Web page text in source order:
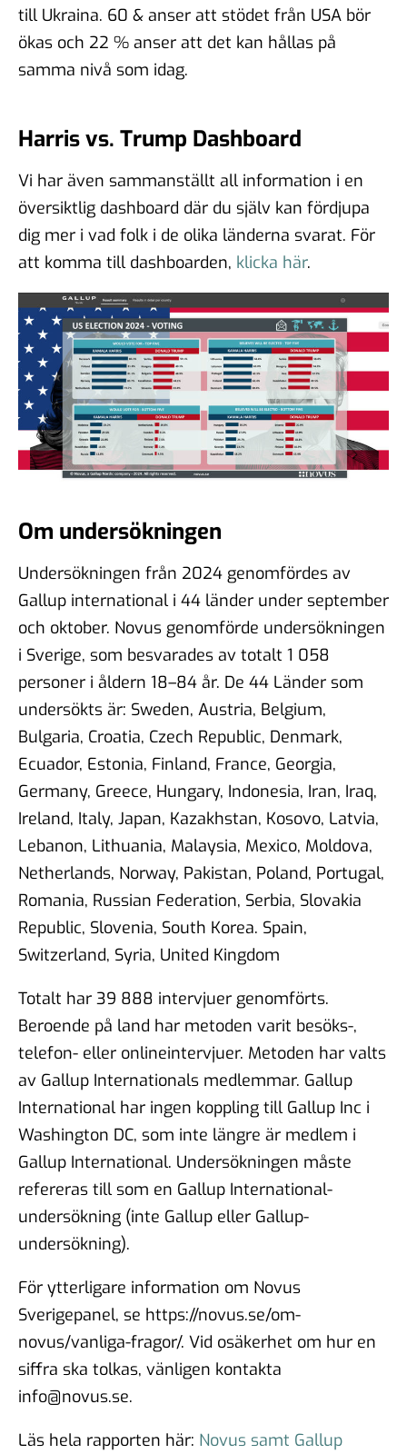
till Ukraina. 60 & anser att stödet från USA bör
ökas och 22 % anser att det kan hållas på
samma nivå som idag.
Harris vs. Trump Dashboard
Vi har även sammanställt all information i en
översiktlig dashboard där du själv kan fördjupa
dig mer i vad folk i de olika länderna svarat. För
att komma till dashboarden, klicka här.
Om undersökningen
Undersökningen från 2024 genomfördes av
Gallup international i 44 länder under september
och oktober. Novus genomförde undersökningen
i Sverige, som besvarades av totalt 1 058
personer i åldern 18–84 år. De 44 Länder som
undersökts är: Sweden, Austria, Belgium,
Bulgaria, Croatia, Czech Republic, Denmark,
Ecuador, Estonia, Finland, France, Georgia,
Germany, Greece, Hungary, Indonesia, Iran, Iraq,
Ireland, Italy, Japan, Kazakhstan, Kosovo, Latvia,
Lebanon, Lithuania, Malaysia, Mexico, Moldova,
Netherlands, Norway, Pakistan, Poland, Portugal,
Romania, Russian Federation, Serbia, Slovakia
Republic, Slovenia, South Korea. Spain,
Switzerland, Syria, United Kingdom
Totalt har 39 888 intervjuer genomförts.
Beroende på land har metoden varit besöks-,
telefon- eller onlineintervjuer. Metoden har valts
av Gallup Internationals medlemmar. Gallup
International har ingen koppling till Gallup Inc i
Washington DC, som inte längre är medlem i
Gallup International. Undersökningen måste
refereras till som en Gallup International-
undersökning (inte Gallup eller Gallup-
undersökning).
För ytterligare information om Novus
Sverigepanel, se https://novus.se/om-
novus/vanliga-fragor/. Vid osäkerhet om hur en
siffra ska tolkas, vänligen kontakta
info@novus.se.
Läs hela rapporten här: Novus samt Gallup